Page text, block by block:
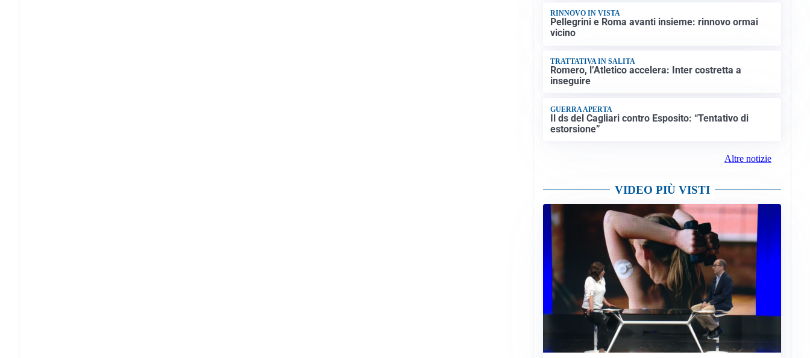
RINNOVO IN VISTA
Pellegrini e Roma avanti insieme: rinnovo ormai
vicino
TRATTATIVA IN SALITA
Romero, l’Atletico accelera: Inter costretta a
inseguire
GUERRA APERTA
Il ds del Cagliari contro Esposito: “Tentativo di
estorsione”
Altre notizie
VIDEO PIÙ VISTI